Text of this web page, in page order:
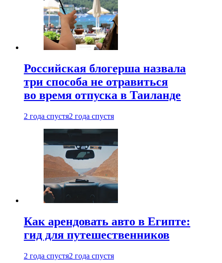
Российская блогерша назвала
три способа не отравиться
во время отпуска в Таиланде
2 года спустя2 года спустя
Как арендовать авто в Египте:
гид для путешественников
2 года спустя2 года спустя